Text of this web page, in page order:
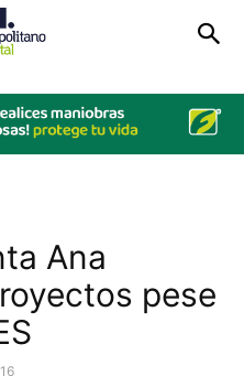
Ana
pese